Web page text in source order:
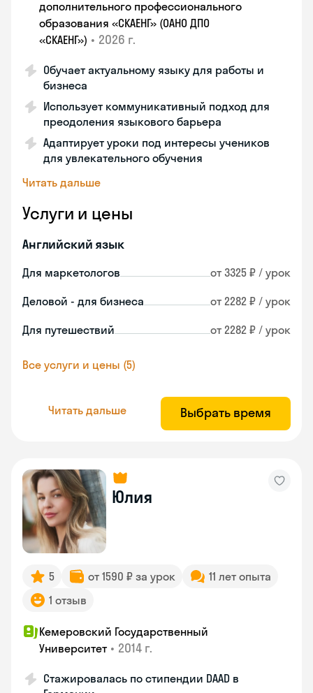
дополнительного профессионального
образования «СКАЕНГ» (ОАНО ДПО
«СКАЕНГ») • 2026 г.
Обучает актуальному языку для работы и
бизнеса
Использует коммуникативный подход для
преодоления языкового барьера
Адаптирует уроки под интересы учеников
для увлекательного обучения
Читать дальше
Услуги и цены
Английский язык
Для маркетологов от 3325 ₽ / урок
Деловой - для бизнеса от 2282 ₽ / урок
Для путешествий от 2282 ₽ / урок
Все услуги и цены (5)
Читать дальше Выбрать время
Юлия
5 от 1590 ₽ за урок
11 лет опыта
1 отзыв
Кемеровский Государственный
Университет • 2014 г.
Стажировалась по стипендии DAAD в